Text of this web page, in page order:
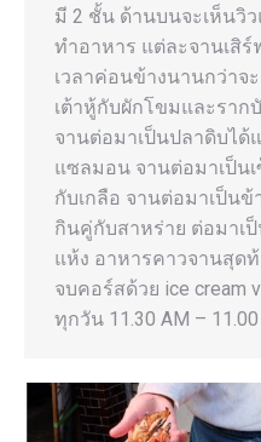
มี 2 ชั้น ด้านบนจะเห็นวิ
ทำอาหาร แต่ละจานเสิร์
เวลาค่อนข้างนานกว่าจ
เต้าหู้กับผักโขมและราก
จานต่อมาเป็นปลาดิบได้
แซลมอน จานต่อมาเป็น
กับเกลือ จานต่อมาเป็น
กินคู่กับสาหร่าย ต่อมาเ
แห้ง อาหารคาวจานสุด
จบคอร์สด้วย ice cream
ทุกวัน 11.30 AM –